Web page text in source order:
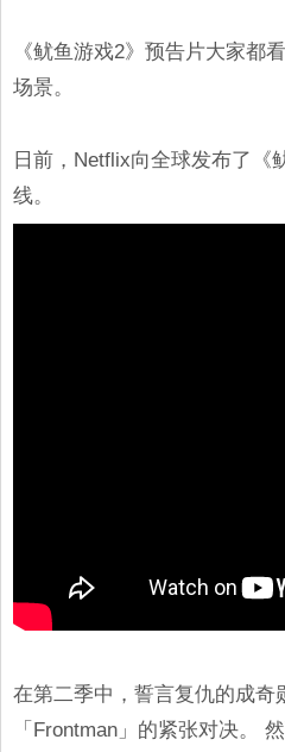
《鱿鱼游戏2》预告片大家都
场景。
日前，Netflix向全球发布了《
线。
在第二季中，誓言复仇的成
「Frontman」的紧张对决。